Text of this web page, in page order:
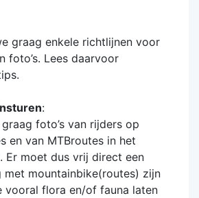
graag enkele richtlijnen voor
foto’s. Lees daarvoor
:
foto’s van rijders op
en van MTBroutes in het
Er moet dus vrij direct een
met mountainbike(routes) zijn
vooral flora en/of fauna laten